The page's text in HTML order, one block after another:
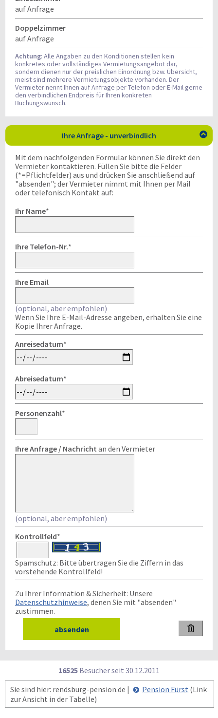
auf Anfrage
Doppelzimmer
auf Anfrage
Achtung: Alle Angaben zu den Konditionen stellen kein
konkretes oder vollständiges Vermietungsangebot dar,
sondern dienen nur der preislichen Einordnung bzw. Übersicht,
meist sind mehrere Vermietungsobjekte vorhanden. Der
Vermieter nennt Ihnen auf Anfrage per Telefon oder E-Mail gerne
den verbindlichen Endpreis für Ihren konkreten
Buchungswunsch.
Ihre Anfrage - unverbindlich 
Mit dem nachfolgenden Formular können Sie direkt den
Vermieter kontaktieren. Füllen Sie bitte die Felder
(*=Pflichtfelder) aus und drücken Sie anschließend auf
"absenden"; der Vermieter nimmt mit Ihnen per Mail
oder telefonisch Kontakt auf:
Ihr Name*
Ihre Telefon-Nr.*
Ihre Email
(optional, aber empfohlen)
Wenn Sie Ihre E-Mail-Adresse angeben, erhalten Sie eine
Kopie Ihrer Anfrage.
Anreisedatum*
Abreisedatum*
Personenzahl*
Ihre Anfrage / Nachricht an den Vermieter
(optional, aber empfohlen)
Kontrollfeld*
Spamschutz: Bitte übertragen Sie die Ziffern in das
vorstehende Kontrollfeld!
Zu Ihrer Information & Sicherheit: Unsere
Datenschutzhinweise, denen Sie mit "absenden"
zustimmen.

16525 Besucher seit 30.12.2011
Sie sind hier: rendsburg-pension.de |
Pension Fürst (Link
zur Ansicht in der Tabelle)